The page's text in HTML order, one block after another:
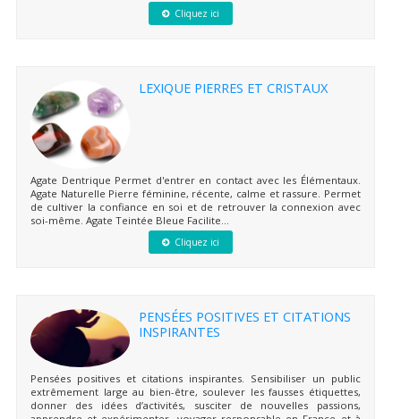
Cliquez ici
LEXIQUE PIERRES ET CRISTAUX
Agate Dentrique Permet d'entrer en contact avec les Élémentaux.
Agate Naturelle Pierre féminine, récente, calme et rassure. Permet
de cultiver la confiance en soi et de retrouver la connexion avec
soi-même. Agate Teintée Bleue Facilite...
Cliquez ici
PENSÉES POSITIVES ET CITATIONS
INSPIRANTES
Pensées positives et citations inspirantes. Sensibiliser un public
extrêmement large au bien-être, soulever les fausses étiquettes,
donner des idées d’activités, susciter de nouvelles passions,